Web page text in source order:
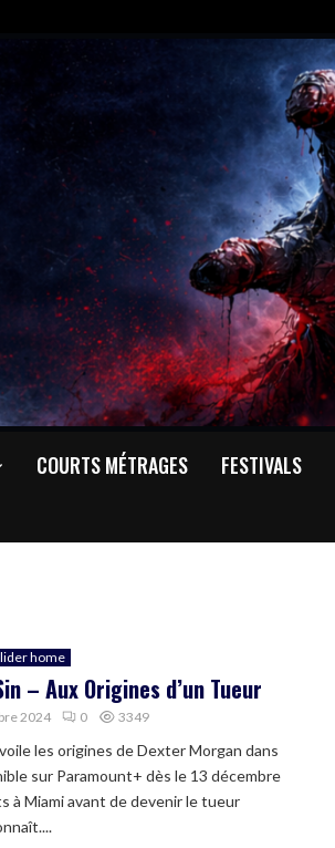
COURTS MÉTRAGES FESTIVALS
home
– Aux Origines d’un Tueur
2024 0 3349
les origines de Dexter Morgan dans
sur Paramount+ dès le 13 décembre
à Miami avant de devenir le tueur